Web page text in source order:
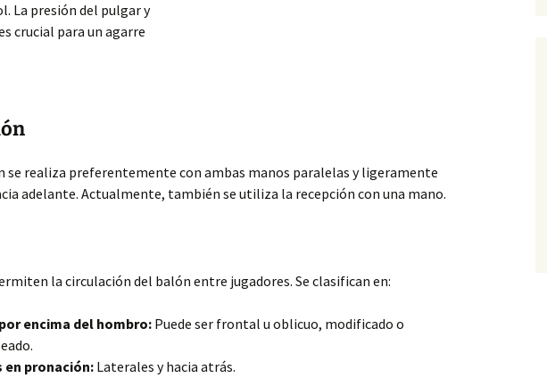
La presión del pulgar y
crucial para un agarre
se realiza preferentemente con ambas manos paralelas y ligeramente
adelante. Actualmente, también se utiliza la recepción con una mano.
la circulación del balón entre jugadores. Se clasifican en:
encima del hombro: Puede ser frontal u oblicuo, modificado o
en pronación:Laterales y hacia atrás.